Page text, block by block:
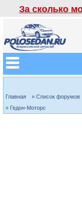
За сколько
Главная » Список форумов
» Гедон-Моторс